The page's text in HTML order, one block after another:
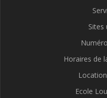
Sites
Horaires de
Ecole